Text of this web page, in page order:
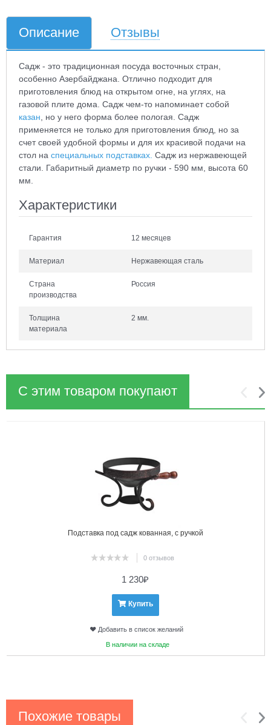
Описание Отзывы
Садж - это традиционная посуда восточных стран,
особенно Азербайджана. Отлично подходит для
приготовления блюд на открытом огне, на углях, на
газовой плите дома. Садж чем-то напоминает собой
казан, но у него форма более пологая. Садж
применяется не только для приготовления блюд, но за
счет своей удобной формы и для их красивой подачи на
стол на специальных подставках. Садж из нержавеющей
стали. Габаритный диаметр по ручки - 590 мм, высота 60
мм.
Характеристики
Гарантия 12 месяцев
Материал Нержавеющая сталь
Страна
производства
Россия
Толщина
материала
2 мм.
С этим товаром покупают
Подставка под садж кованная, с ручкой
0 отзывов
1 230₽
Купить
Добавить в список желаний
В наличии на складе
Похожие товары